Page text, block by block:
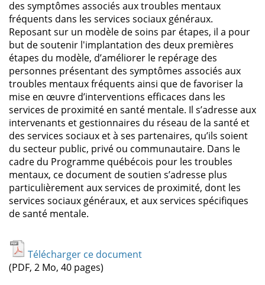
des symptômes associés aux troubles mentaux
fréquents dans les services sociaux généraux.
Reposant sur un modèle de soins par étapes, il a pour
but de soutenir l'implantation des deux premières
étapes du modèle, d’améliorer le repérage des
personnes présentant des symptômes associés aux
troubles mentaux fréquents ainsi que de favoriser la
mise en œuvre d’interventions efficaces dans les
services de proximité en santé mentale. Il s’adresse aux
intervenants et gestionnaires du réseau de la santé et
des services sociaux et à ses partenaires, qu’ils soient
du secteur public, privé ou communautaire. Dans le
cadre du Programme québécois pour les troubles
mentaux, ce document de soutien s’adresse plus
particulièrement aux services de proximité, dont les
services sociaux généraux, et aux services spécifiques
de santé mentale.
Télécharger ce document
(PDF, 2 Mo, 40 pages)